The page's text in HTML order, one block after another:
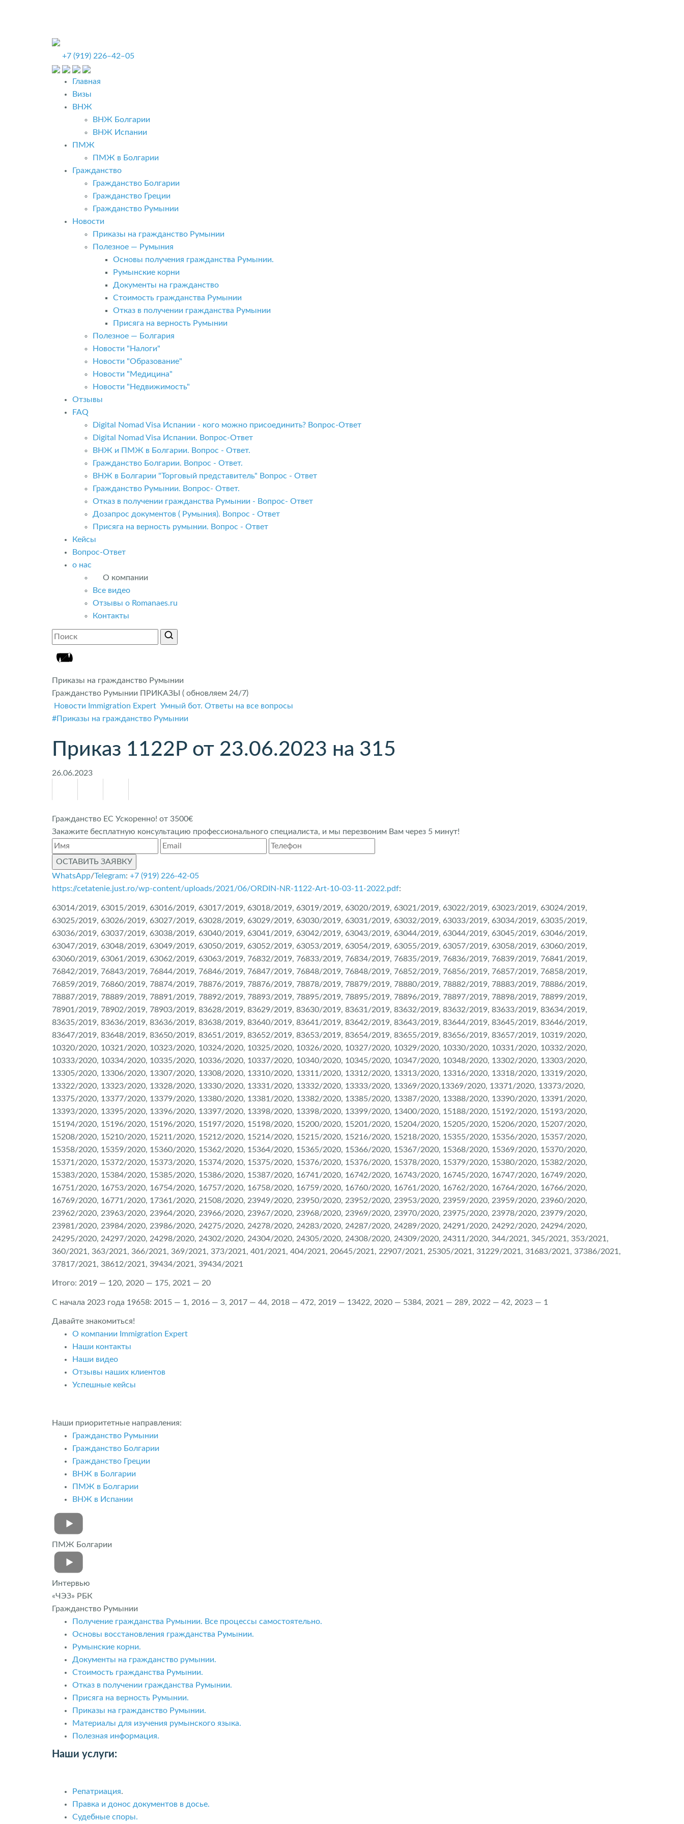
+7 (919) 226‒42‒05
Главная
Визы
ВНЖ
ВНЖ Болгарии
ВНЖ Испании
ПМЖ
ПМЖ в Болгарии
Гражданство
Гражданство Болгарии
Гражданство Греции
Гражданство Румынии
Новости
Приказы на гражданство Румынии
Полезное — Румыния
Основы получения гражданства Румынии.
Румынские корни
Документы на гражданство
Стоимость гражданства Румынии
Отказ в получении гражданства Румынии
Присяга на верность Румынии
Полезное — Болгария
Новости "Налоги"
Новости "Образование"
Новости "Медицина"
Новости "Недвижимость"
Отзывы
FAQ
Digital Nomad Visa Испании - кого можно присоединить? Вопрос-Ответ
Digital Nomad Visa Испании. Вопрос-Ответ
ВНЖ и ПМЖ в Болгарии. Вопрос - Ответ.
Гражданство Болгарии. Вопрос - Ответ.
ВНЖ в Болгарии "Торговый представитель" Вопрос - Ответ
Гражданство Румынии. Вопрос- Ответ.
Отказ в получении гражданства Румынии - Вопрос- Ответ
Дозапрос документов ( Румыния). Вопрос - Ответ
Присяга на верность румынии. Вопрос - Ответ
Кейсы
Вопрос-Ответ
о нас
О компании
Все видео
Отзывы о Romanaes.ru
Контакты
Приказы на гражданство Румынии
Гражданство Румынии ПРИКАЗЫ ( обновляем 24/7)
Новости Immigration Expert Умный бот. Ответы на все вопросы
#Приказы на гражданство Румынии
Приказ 1122P от 23.06.2023 на 315
26.06.2023
Гражданство ЕС Ускоренно! от 3500€
Закажите бесплатную консультацию профессионального специалиста, и мы перезвоним Вам через 5 минут!
ОСТАВИТЬ ЗАЯВКУ
WhatsApp/Telegram: +7 (919) 226-42-05
https://cetatenie.just.ro/wp-content/uploads/2021/06/ORDIN-NR-1122-Art-10-03-11-2022.pdf:
63014/2019, 63015/2019, 63016/2019, 63017/2019, 63018/2019, 63019/2019, 63020/2019, 63021/2019, 63022/2019, 63023/2019, 63024/2019,
63025/2019, 63026/2019, 63027/2019, 63028/2019, 63029/2019, 63030/2019, 63031/2019, 63032/2019, 63033/2019, 63034/2019, 63035/2019,
63036/2019, 63037/2019, 63038/2019, 63040/2019, 63041/2019, 63042/2019, 63043/2019, 63044/2019, 63044/2019, 63045/2019, 63046/2019,
63047/2019, 63048/2019, 63049/2019, 63050/2019, 63052/2019, 63053/2019, 63054/2019, 63055/2019, 63057/2019, 63058/2019, 63060/2019,
63060/2019, 63061/2019, 63062/2019, 63063/2019, 76832/2019, 76833/2019, 76834/2019, 76835/2019, 76836/2019, 76839/2019, 76841/2019,
76842/2019, 76843/2019, 76844/2019, 76846/2019, 76847/2019, 76848/2019, 76848/2019, 76852/2019, 76856/2019, 76857/2019, 76858/2019,
76859/2019, 76860/2019, 78874/2019, 78876/2019, 78876/2019, 78878/2019, 78879/2019, 78880/2019, 78882/2019, 78883/2019, 78886/2019,
78887/2019, 78889/2019, 78891/2019, 78892/2019, 78893/2019, 78895/2019, 78895/2019, 78896/2019, 78897/2019, 78898/2019, 78899/2019,
78901/2019, 78902/2019, 78903/2019, 83628/2019, 83629/2019, 83630/2019, 83631/2019, 83632/2019, 83632/2019, 83633/2019, 83634/2019,
83635/2019, 83636/2019, 83636/2019, 83638/2019, 83640/2019, 83641/2019, 83642/2019, 83643/2019, 83644/2019, 83645/2019, 83646/2019,
83647/2019, 83648/2019, 83650/2019, 83651/2019, 83652/2019, 83653/2019, 83654/2019, 83655/2019, 83656/2019, 83657/2019, 10319/2020,
10320/2020, 10321/2020, 10323/2020, 10324/2020, 10325/2020, 10326/2020, 10327/2020, 10329/2020, 10330/2020, 10331/2020, 10332/2020,
10333/2020, 10334/2020, 10335/2020, 10336/2020, 10337/2020, 10340/2020, 10345/2020, 10347/2020, 10348/2020, 13302/2020, 13303/2020,
13305/2020, 13306/2020, 13307/2020, 13308/2020, 13310/2020, 13311/2020, 13312/2020, 13313/2020, 13316/2020, 13318/2020, 13319/2020,
13322/2020, 13323/2020, 13328/2020, 13330/2020, 13331/2020, 13332/2020, 13333/2020, 13369/2020,13369/2020, 13371/2020, 13373/2020,
13375/2020, 13377/2020, 13379/2020, 13380/2020, 13381/2020, 13382/2020, 13385/2020, 13387/2020, 13388/2020, 13390/2020, 13391/2020,
13393/2020, 13395/2020, 13396/2020, 13397/2020, 13398/2020, 13398/2020, 13399/2020, 13400/2020, 15188/2020, 15192/2020, 15193/2020,
15194/2020, 15196/2020, 15196/2020, 15197/2020, 15198/2020, 15200/2020, 15201/2020, 15204/2020, 15205/2020, 15206/2020, 15207/2020,
15208/2020, 15210/2020, 15211/2020, 15212/2020, 15214/2020, 15215/2020, 15216/2020, 15218/2020, 15355/2020, 15356/2020, 15357/2020,
15358/2020, 15359/2020, 15360/2020, 15362/2020, 15364/2020, 15365/2020, 15366/2020, 15367/2020, 15368/2020, 15369/2020, 15370/2020,
15371/2020, 15372/2020, 15373/2020, 15374/2020, 15375/2020, 15376/2020, 15376/2020, 15378/2020, 15379/2020, 15380/2020, 15382/2020,
15383/2020, 15384/2020, 15385/2020, 15386/2020, 15387/2020, 16741/2020, 16742/2020, 16743/2020, 16745/2020, 16747/2020, 16749/2020,
16751/2020, 16753/2020, 16754/2020, 16757/2020, 16758/2020, 16759/2020, 16760/2020, 16761/2020, 16762/2020, 16764/2020, 16766/2020,
16769/2020, 16771/2020, 17361/2020, 21508/2020, 23949/2020, 23950/2020, 23952/2020, 23953/2020, 23959/2020, 23959/2020, 23960/2020,
23962/2020, 23963/2020, 23964/2020, 23966/2020, 23967/2020, 23968/2020, 23969/2020, 23970/2020, 23975/2020, 23978/2020, 23979/2020,
23981/2020, 23984/2020, 23986/2020, 24275/2020, 24278/2020, 24283/2020, 24287/2020, 24289/2020, 24291/2020, 24292/2020, 24294/2020,
24295/2020, 24297/2020, 24298/2020, 24302/2020, 24304/2020, 24305/2020, 24308/2020, 24309/2020, 24311/2020, 344/2021, 345/2021, 353/2021,
360/2021, 363/2021, 366/2021, 369/2021, 373/2021, 401/2021, 404/2021, 20645/2021, 22907/2021, 25305/2021, 31229/2021, 31683/2021, 37386/2021,
37817/2021, 38612/2021, 39434/2021, 39434/2021
Итого: 2019 — 120, 2020 — 175, 2021 — 20
С начала 2023 года 19658: 2015 — 1, 2016 — 3, 2017 — 44, 2018 — 472, 2019 — 13422, 2020 — 5384, 2021 — 289, 2022 — 42, 2023 — 1
Давайте знакомиться!
О компании Immigration Expert
Наши контакты
Наши видео
Отзывы наших клиентов
Успешные кейсы
Наши приоритетные направления:
Гражданство Румынии
Гражданство Болгарии
Гражданство Греции
ВНЖ в Болгарии
ПМЖ в Болгарии
ВНЖ в Испании
ПМЖ Болгарии
Интервью
«ЧЭЗ» РБК
Гражданство Румынии
Получение гражданства Румынии. Все процессы самостоятельно.
Основы восстановления гражданства Румынии.
Румынские корни.
Документы на гражданство румынии.
Стоимость гражданства Румынии.
Отказ в получении гражданства Румынии.
Присяга на верность Румынии.
Приказы на гражданство Румынии.
Материалы для изучения румынского языка.
Полезная информация.
Наши услуги:
Репатриация.
Правка и донос документов в досье.
Судебные споры.